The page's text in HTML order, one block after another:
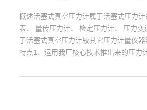
概述活塞式真空压力计属于活塞式压力
表、 量传压力计、 检定压力计、 压力
于活塞式真空压力计较其它压力计量仪
特点1、运用我厂核心技术推出来的压力